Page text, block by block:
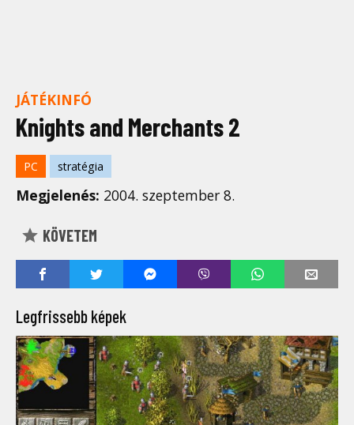
JÁTÉKINFÓ
Knights and Merchants 2
PC stratégia
Megjelenés: 2004. szeptember 8.
KÖVETEM
Legfrissebb képek